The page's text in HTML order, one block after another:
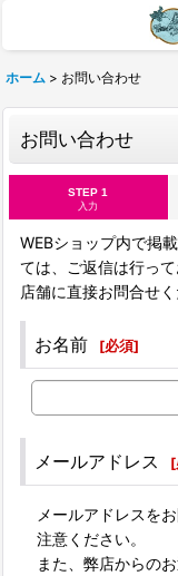
ホーム > お問い合わせ
お問い合わせ
STEP 1
入力
WEBショップ内で掲
ては、ご返信は行っ
店舗に直接お問合せ
お名前 [必須]
メールアドレス [
メールアドレスを
注意ください。
また、弊店からの